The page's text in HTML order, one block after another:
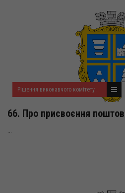
Рішення виконавчого комітету за серпень 2019 року
66. Про присвоєння